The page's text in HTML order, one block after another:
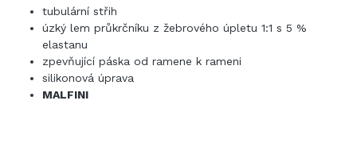
tubulární střih
úzký lem průkrčníku z žebrového úpletu 1:1 s 5 %
elastanu
zpevňující páska od ramene k rameni
silikonová úprava
MALFINI